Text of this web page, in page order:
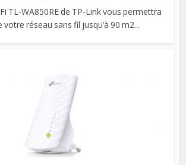
TL-WA850RE de TP-Link vous permettra
votre réseau sans fil jusqu’à 90 m2...